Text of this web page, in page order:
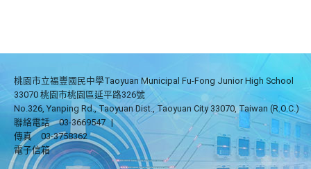
桃園市立福豐國民中學Taoyuan Municipal Fu-Fong Junior High School
33070 桃園市桃園區延平路326號
No.326, Yanping Rd., Taoyuan Dist., Taoyuan City 33070, Taiwan (R.O.C.)
聯絡電話
03-3669547 |
傳真
03-3758362
電子信箱